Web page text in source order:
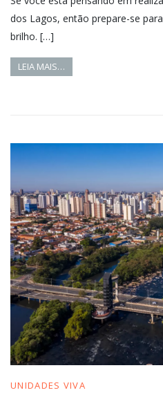
dos Lagos, então prepare-se
brilho. […]
LEIA MAIS…
UNIDADES VIVA